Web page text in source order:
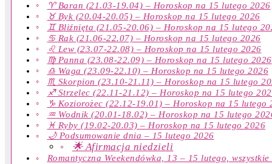
♈ Baran (21.03-19.04) – Horoskop na 15 lutego 2026
♉ Byk (20.04-20.05) – Horoskop na 15 lutego 2026
♊ Bliźnięta (21.05-20.06) – Horoskop na 15 lutego
♋ Rak (21.06-22.07) – Horoskop na 15 lutego 2026
♌ Lew (23.07-22.08) – Horoskop na 15 lutego 2026
♍ Panna (23.08-22.09) – Horoskop na 15 lutego 2026
♎ Waga (23.09-22.10) – Horoskop na 15 lutego 2026
♏ Skorpion (23.10-21.11) – Horoskop na 15 lutego
♐ Strzelec (22.11-21.12) – Horoskop na 15 lutego
♑ Koziorożec (22.12-19.01) – Horoskop na 15 lutego
♒ Wodnik (20.01-18.02) – Horoskop na 15 lutego
♓ Ryby (19.02-20.03) – Horoskop na 15 lutego 2026
🌙 Podsumowanie dnia – 15 lutego 2026
🌟 Afirmacja niedzieli
Romantyczna Weekendówka, 13 – 15 lutego,